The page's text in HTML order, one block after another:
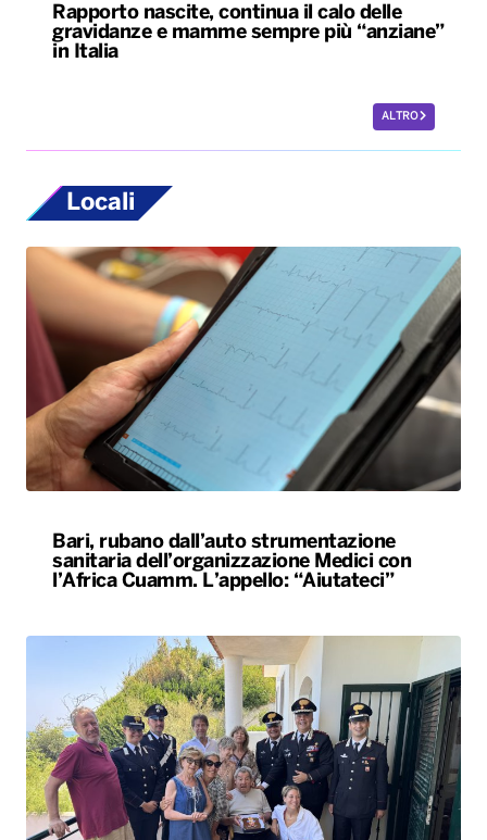
Rapporto nascite, continua il calo delle
gravidanze e mamme sempre più “anziane”
in Italia
ALTRO
Locali
Bari, rubano dall’auto strumentazione
sanitaria dell’organizzazione Medici con
l’Africa Cuamm. L’appello: “Aiutateci”